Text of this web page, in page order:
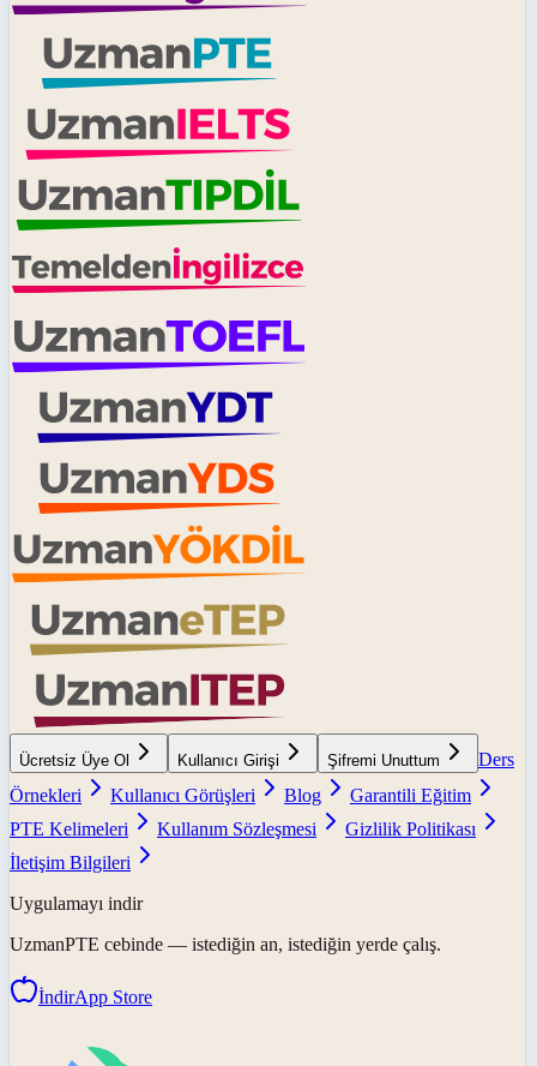
Ücretsiz Üye Ol Kullanıcı Girişi Şifremi Unuttum
Ders
Örnekleri
Kullanıcı Görüşleri Blog
Garantili Eğitim
PTE Kelimeleri
Kullanım Sözleşmesi
Gizlilik Politikası
İletişim Bilgileri
Uygulamayı indir
UzmanPTE cebinde — istediğin an, istediğin yerde çalış.
İndirApp Store